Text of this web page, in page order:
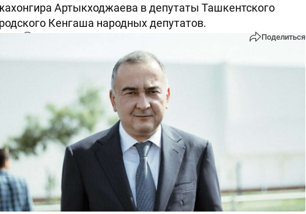
Артыкходжаева в депутаты Ташкентского
Кенгаша народных депутатов.
Поделиться